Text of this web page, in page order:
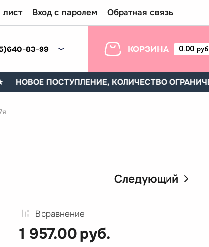
лист Вход с паролем Обратная связь
83-99 КОРЗИНА 0.00
ПОСТУПЛЕНИЕ, КОЛИЧЕСТВО
Следующий
В сравнениe
1 957.00руб.